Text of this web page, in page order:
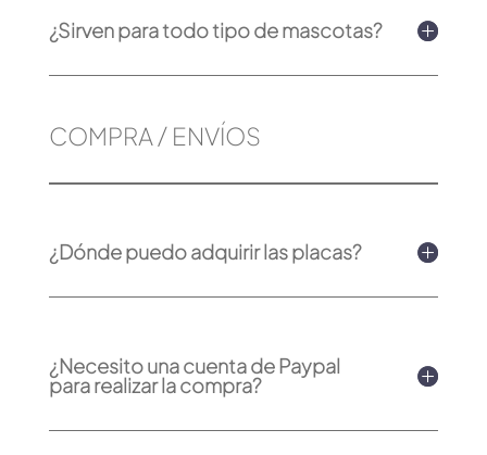
¿Sirven para todo tipo de mascotas?
COMPRA / ENVÍOS
¿Dónde puedo adquirir las placas?
¿Necesito una cuenta de Paypal
para realizar la compra?